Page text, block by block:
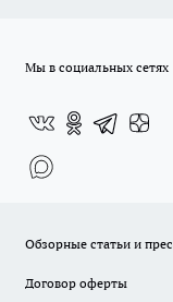
Мы в социальных сетях
Обзорные статьи и
Договор оферты